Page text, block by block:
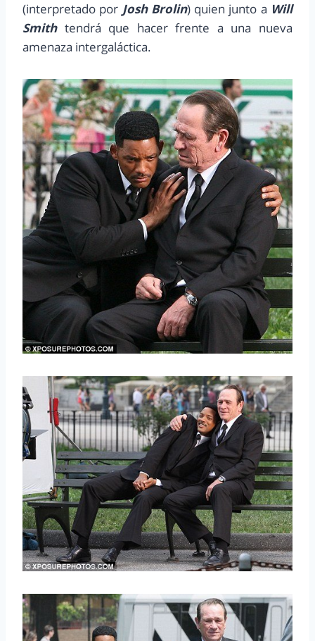
(interpretado por Josh Brolin) quien junto a Will
Smithtendrá que hacer frente a una nueva
amenaza intergaláctica.